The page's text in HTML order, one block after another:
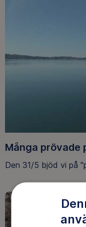
Många prövade
Den 31/5 bjöd vi på